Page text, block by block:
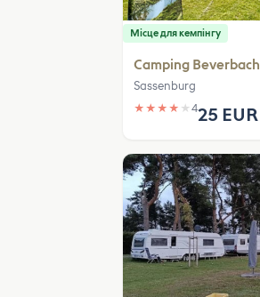
Місце для кемпінгу
Camping Beverbach
Sassenburg
★ ★ ★ ★ ★ 425 EUR